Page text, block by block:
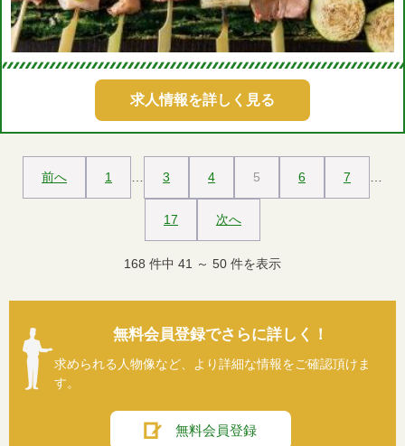
求人情報を詳しく見る
前へ 1 3 4 5 6 7
17 次へ
168 件中 41 ～ 50 件を表示
無料会員登録でさらに詳しく！
求められる人物像など、より詳細な情報をご確認頂けま
す。
無料会員登録